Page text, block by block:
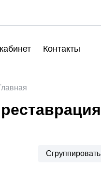
Контакты
Сгруппировать